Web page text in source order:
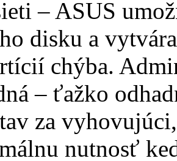
– ASUS
disku a
chýba.
– ťažko
za
nutnosť